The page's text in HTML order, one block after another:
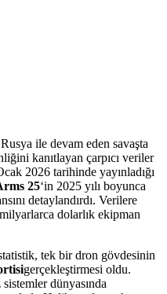
ile devam eden savaşta
kanıtlayan çarpıcı veriler
2026 tarihinde yayınladığı
25‘in 2025 yılı boyunca
detaylandırdı. Verilere
dolarlık ekipman
tek bir dron gövdesinin
gerçekleştirmesi oldu.
sistemler dünyasında